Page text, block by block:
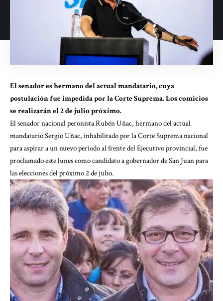
El senador es hermano del actual mandatario, cuya
postulación fue impedida por la Corte Suprema. Los comicios
se realizarán el 2 de julio próximo.
El senador nacional peronista Rubén Uñac, hermano del actual
mandatario Sergio Uñac, inhabilitado por la Corte Suprema nacional
para aspirar a un nuevo período al frente del Ejecutivo provincial, fue
proclamado este lunes como candidato a gobernador de San Juan para
las elecciones del próximo 2 de julio.